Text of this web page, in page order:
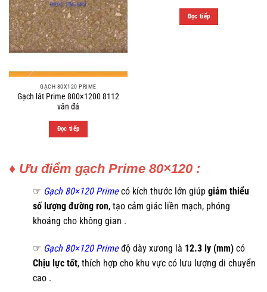
GẠCH 80X120 PRIME
Gạch lát Prime 800×1200 8112
vân đá
Đọc tiếp
Đọc tiếp
♦ Ưu điểm gạch Prime 80×120 :
☞ Gạch 80×120 Prime có kích thước lớn giúp giảm thiểu
số lượng đường ron, tạo cảm giác liền mạch, phóng
khoáng cho không gian .
☞ Gạch 80×120 Prime độ dày xương là 12.3 ly (mm) có
Chịu lực tốt, thích hợp cho khu vực có lưu lượng di chuyển
cao .